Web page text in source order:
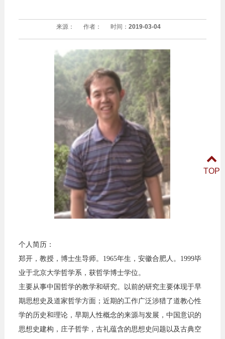
来源： 作者： 时间：2019-03-04
个人简历：
郑开，教授，博士生导师。1965年生，安徽合肥人。1999毕
业于北京大学哲学系，获哲学博士学位。
主要从事中国哲学的教学和研究。以前的研究主要体现于早
期思想史及道家哲学方面；近期的工作广泛涉猎了道教心性
学的历史和理论，早期人性概念的来源与发展，中国意识的
思想史建构，庄子哲学，古礼蕴含的思想史问题以及古典空
TOP